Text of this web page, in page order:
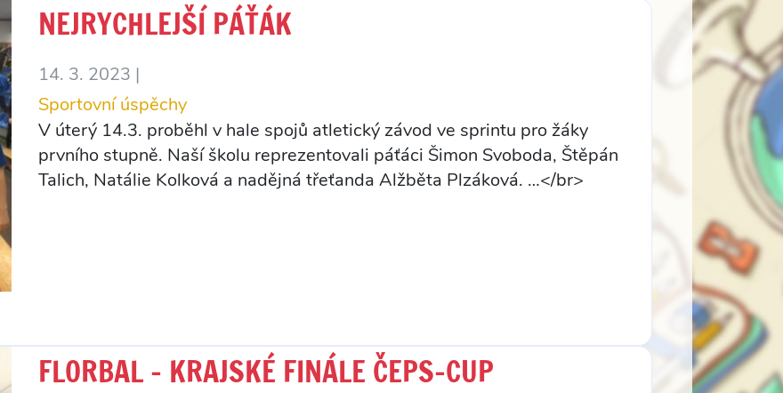
NEJRYCHLEJŠÍ PÁŤÁK
14. 3. 2023 |
Sportovní úspěchy
V úterý 14.3. proběhl v hale spojů atletický závod ve sprintu pro žáky
prvního stupně. Naší školu reprezentovali páťáci Šimon Svoboda, Štěpán
Talich, Natálie Kolková a nadějná třeťanda Alžběta Plzáková. …</br>
FLORBAL – KRAJSKÉ FINÁLE ČEPS-CUP